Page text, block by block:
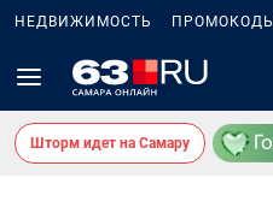
НЕДВИЖИМОСТЬ ПРОМОКОДЫ
Шторм идет на Самару